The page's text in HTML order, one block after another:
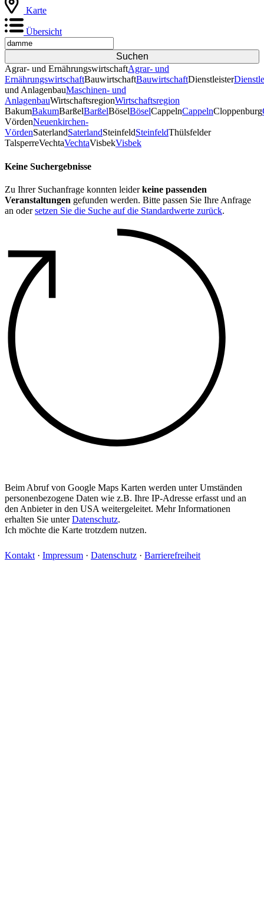
Karte
Übersicht
Agrar- und ErnährungswirtschaftAgrar- und
ErnährungswirtschaftBauwirtschaftBauwirtschaftDienstleister
und AnlagenbauMaschinen- und
AnlagenbauWirtschaftsregionWirtschaftsregion
BakumBakumBarßelBarßelBöselBöselCappelnCappelnCloppenburg
VördenNeuenkirchen-
VördenSaterlandSaterlandSteinfeldSteinfeldThülsfelder
TalsperreVechtaVechtaVisbekVisbek
Keine Suchergebnisse
Zu Ihrer Suchanfrage konnten leiderkeine passenden
Veranstaltungen gefunden werden. Bitte passen Sie Ihre Anfrage
an odersetzen Sie die Suche auf die Standardwerte zurück.
Beim Abruf von Google Maps Karten werden unter Umständen
personenbezogene Daten wie z.B. Ihre IP-Adresse erfasst und an
den Anbieter in den USA weitergeleitet. Mehr Informationen
erhalten Sie unterDatenschutz.
Ich möchte die Karte trotzdem nutzen.
Kontakt · Impressum · Datenschutz · Barrierefreiheit